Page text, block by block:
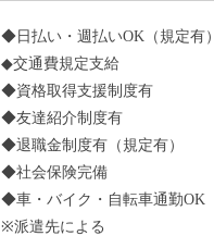
◆日払い・週払いOK（規定有）
◆交通費規定支給
◆資格取得支援制度有
◆友達紹介制度有
◆退職金制度有（規定有）
◆社会保険完備
◆車・バイク・自転車通勤OK
※派遣先による